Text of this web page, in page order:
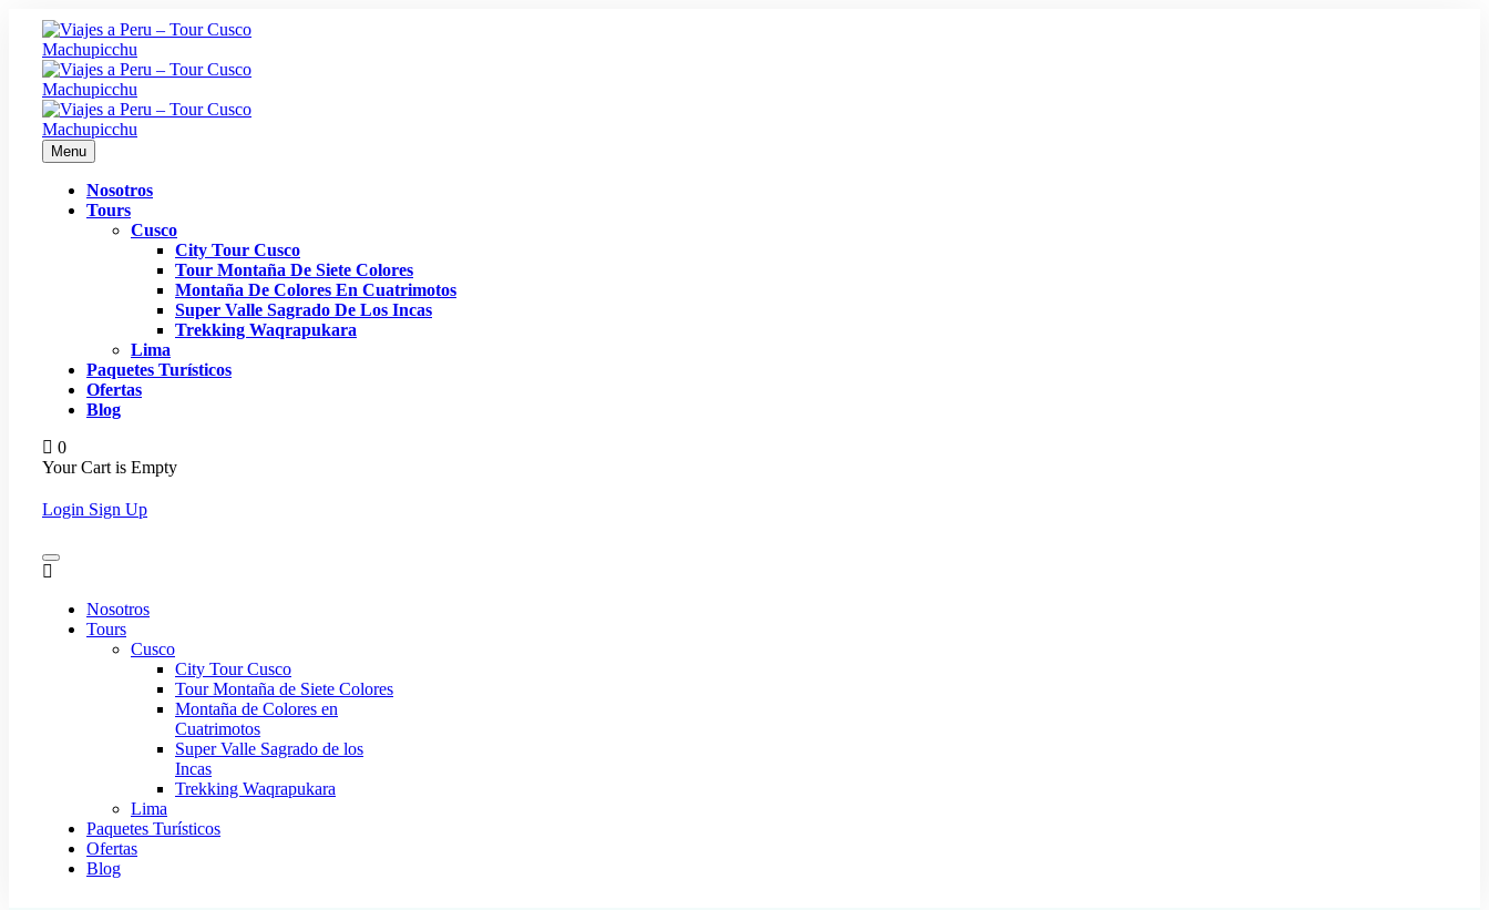
Menu
Nosotros
Tours
Cusco
City Tour Cusco
Tour Montaña De Siete Colores
Montaña De Colores En Cuatrimotos
Super Valle Sagrado De Los Incas
Trekking Waqrapukara
Lima
Paquetes Turísticos
Ofertas
Blog
0
Your Cart is Empty
Login Sign Up
Nosotros
Tours
Cusco
City Tour Cusco
Tour Montaña de Siete Colores
Montaña de Colores en
Cuatrimotos
Super Valle Sagrado de los
Incas
Trekking Waqrapukara
Lima
Paquetes Turísticos
Ofertas
Blog